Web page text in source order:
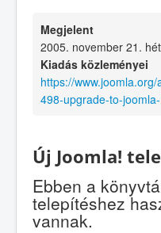
Megjelent
2005. november 21.
Kiadás közleményei
https://
498-upgrade-to-
Új Joomla!
Ebben a
telepítéshez
vannak.